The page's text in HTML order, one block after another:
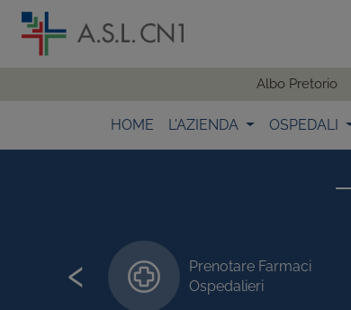
Albo Pretorio
HOME L'AZIENDA OSPEDALI
esami
Prenotare Farmaci
Ospedalieri
‹